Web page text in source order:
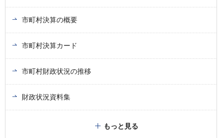
市町村決算の概要
市町村決算カード
市町村財政状況の推移
財政状況資料集
もっと見る